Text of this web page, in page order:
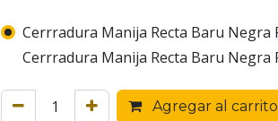
Cerrradura Manija Recta Baru Negra
Cerrradura Manija Recta Baru Negra
Agregar al carrito